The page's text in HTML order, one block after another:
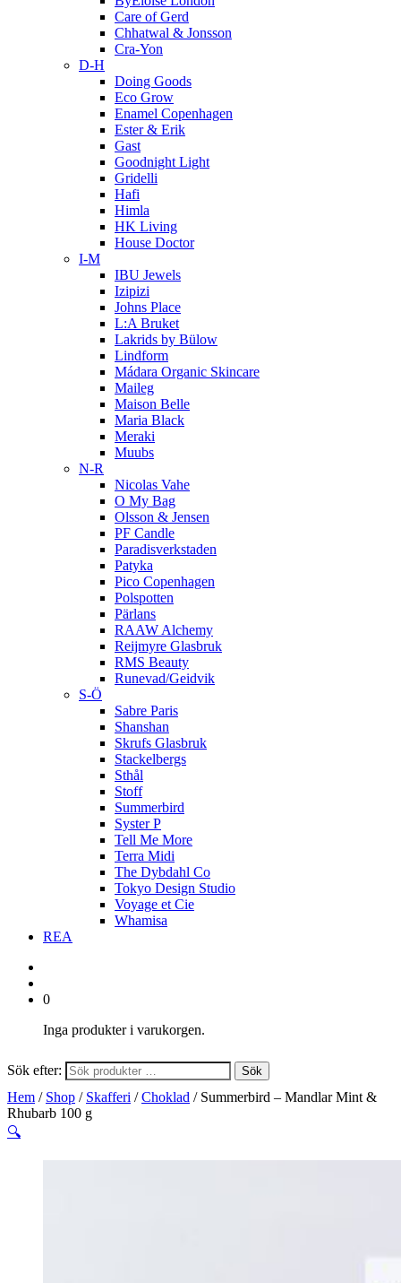
Care of Gerd
Chhatwal & Jonsson
Cra-Yon
D-H
Doing Goods
Eco Grow
Enamel Copenhagen
Ester & Erik
Gast
Goodnight Light
Gridelli
Hafi
Himla
HK Living
House Doctor
I-M
IBU Jewels
Izipizi
Johns Place
L:A Bruket
Lakrids by Bülow
Lindform
Mádara Organic Skincare
Maileg
Maison Belle
Maria Black
Meraki
Muubs
N-R
Nicolas Vahe
O My Bag
Olsson & Jensen
PF Candle
Paradisverkstaden
Patyka
Pico Copenhagen
Polspotten
Pärlans
RAAW Alchemy
Reijmyre Glasbruk
RMS Beauty
Runevad/Geidvik
S-Ö
Sabre Paris
Shanshan
Skrufs Glasbruk
Stackelbergs
Sthål
Stoff
Summerbird
Syster P
Tell Me More
Terra Midi
The Dybdahl Co
Tokyo Design Studio
Voyage et Cie
Whamisa
REA
0
Inga produkter i varukorgen.
Sök efter: Sök
Hem / Shop / Skafferi /Choklad / Summerbird – Mandlar Mint &
Rhubarb 100 g
🔍